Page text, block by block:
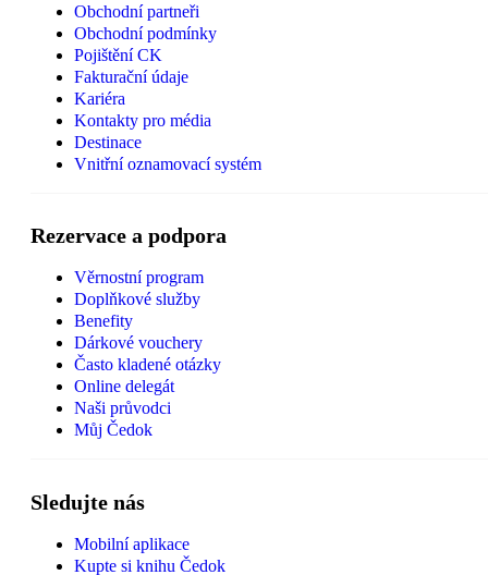
Obchodní partneři
Obchodní podmínky
Pojištění CK
Fakturační údaje
Kariéra
Kontakty pro média
Destinace
Vnitřní oznamovací systém
Rezervace a podpora
Věrnostní program
Doplňkové služby
Benefity
Dárkové vouchery
Často kladené otázky
Online delegát
Naši průvodci
Můj Čedok
Sledujte nás
Mobilní aplikace
Kupte si knihu Čedok